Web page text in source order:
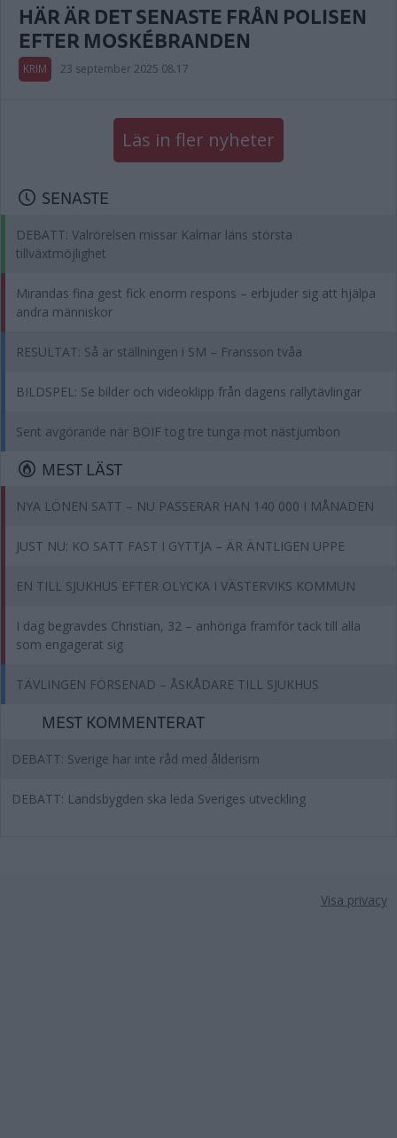
HÄR ÄR DET SENASTE FRÅN POLISEN
EFTER MOSKÉBRANDEN
KRIM 23 september 2025 08.17
Läs in fler nyheter
SENASTE
DEBATT: Valrörelsen missar Kalmar läns största
tillväxtmöjlighet
Mirandas fina gest fick enorm respons – erbjuder sig att hjälpa
andra människor
RESULTAT: Så är ställningen i SM – Fransson tvåa
BILDSPEL: Se bilder och videoklipp från dagens rallytävlingar
Sent avgörande när BOIF tog tre tunga mot nästjumbon
MEST LÄST
NYA LÖNEN SATT – NU PASSERAR HAN 140 000 I MÅNADEN
JUST NU: KO SATT FAST I GYTTJA – ÄR ÄNTLIGEN UPPE
EN TILL SJUKHUS EFTER OLYCKA I VÄSTERVIKS KOMMUN
I dag begravdes Christian, 32 – anhöriga framför tack till alla
som engagerat sig
TÄVLINGEN FÖRSENAD – ÅSKÅDARE TILL SJUKHUS
MEST KOMMENTERAT
DEBATT: Sverige har inte råd med ålderism
DEBATT: Landsbygden ska leda Sveriges utveckling
Visa privacy